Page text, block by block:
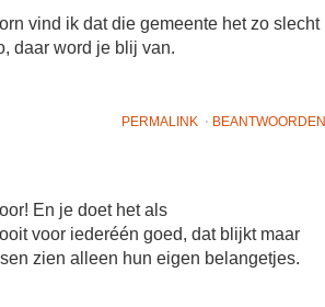
vind ik dat die gemeente het zo slecht
daar word je blij van.
PERMALINK ⋅ BEANTWOORDEN
En je doet het als
voor iederéén goed, dat blijkt maar
zien alleen hun eigen belangetjes.